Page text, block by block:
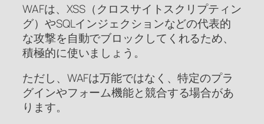
WAFは、XSS（クロスサイトスクリプティン
グ）やSQLインジェクションなどの代表的
な攻撃を自動でブロックしてくれるため、
積極的に使いましょう。
ただし、WAFは万能ではなく、特定のプラ
グインやフォーム機能と競合する場合があ
ります。